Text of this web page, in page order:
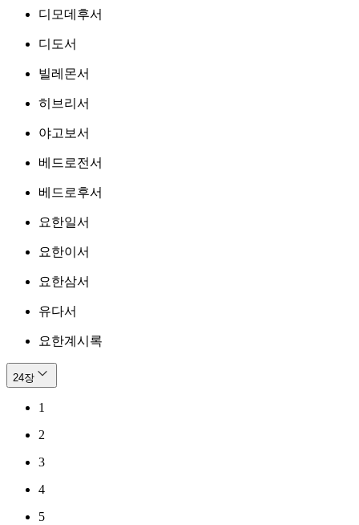
디모데후서
디도서
빌레몬서
히브리서
야고보서
베드로전서
베드로후서
요한일서
요한이서
요한삼서
유다서
요한계시록
24장
1
2
3
4
5